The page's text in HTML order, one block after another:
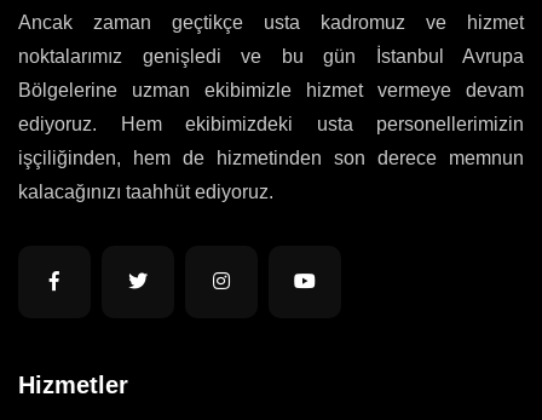
Ancak zaman geçtikçe usta kadromuz ve hizmet
noktalarımız genişledi ve bu gün İstanbul Avrupa
Bölgelerine uzman ekibimizle hizmet vermeye devam
ediyoruz. Hem ekibimizdeki usta personellerimizin
işçiliğinden, hem de hizmetinden son derece memnun
kalacağınızı taahhüt ediyoruz.
Hizmetler